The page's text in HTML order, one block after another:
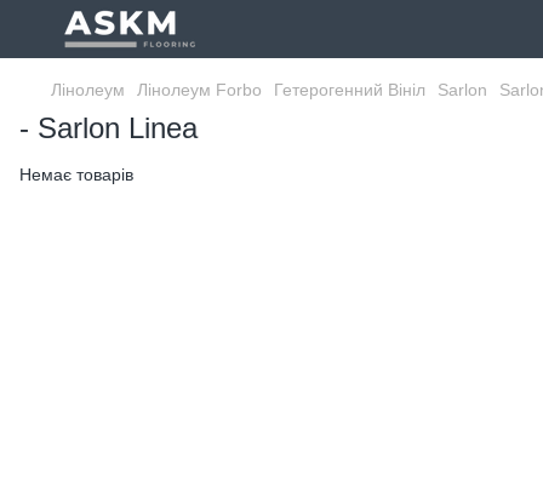
Лінолеум Лінолеум Forbo Гетерогенний Вініл Sarlon
- Sarlon Linea
Немає товарів